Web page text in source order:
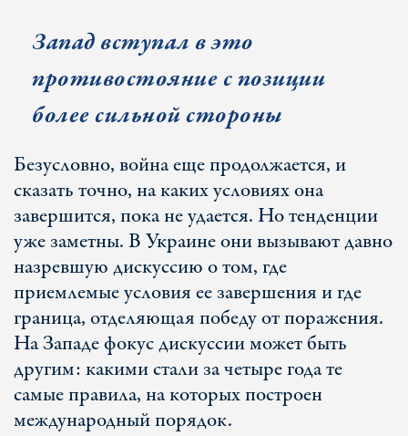
Запад вступал в это
противостояние с позиции
более сильной стороны
Безусловно, война еще продолжается, и
сказать точно, на каких условиях она
завершится, пока не удается. Но тенденции
уже заметны. В Украине они вызывают давно
назревшую дискуссию о том, где
приемлемые условия ее завершения и где
граница, отделяющая победу от поражения.
На Западе фокус дискуссии может быть
другим: какими стали за четыре года те
самые правила, на которых построен
международный порядок.